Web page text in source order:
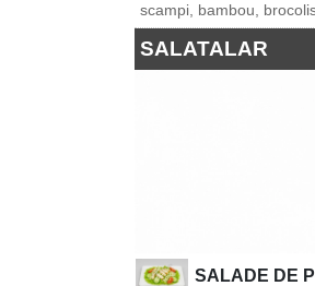
scampi, bambou,
SALATALAR
SALADE DE